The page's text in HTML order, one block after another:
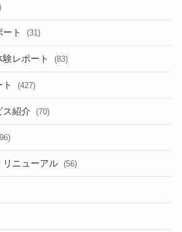
ート (31)
レポート (83)
ト (427)
ス紹介 (70)
リニューアル (56)